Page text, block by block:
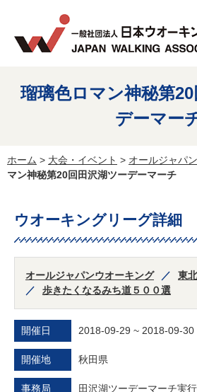
瑠璃色ロマン神秘第
デーマー
ホーム > 大会・イベント > オールジャパ
マン神秘第20回田沢湖ツーデーマーチ
ウオーキングリーグ詳細
オールジャパンウオーキング
東
歩きたくなるみち道５００選
開催日 2018-09-29 ~ 2018-09-30
開催地 秋田県
事務局
田沢湖ツーデーマーチ実